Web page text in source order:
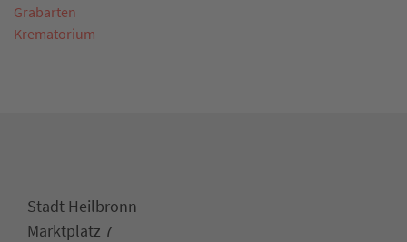
Grabarten
Krematorium
Stadt Heilbronn
Marktplatz 7